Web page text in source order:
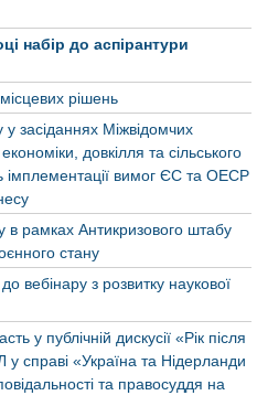
набір до аспірантури
рішень
у засіданнях Міжвідомчих
довкілля та сільського
імплементації вимог ЄС та ОЕСР
в рамках Антикризового штабу
стану
вебінару з розвитку наукової
у публічній дискусії «Рік після
справі «Україна та Нідерланди
та правосуддя на